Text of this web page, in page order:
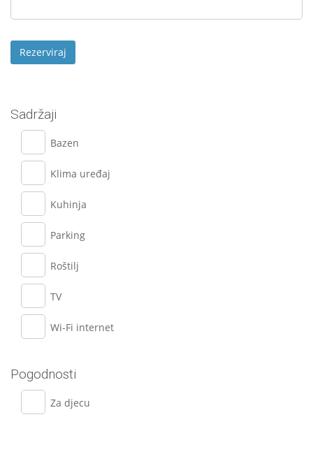
Sadržaji
Bazen
Klima uređaj
Kuhinja
Parking
Roštilj
TV
Wi-Fi internet
Pogodnosti
Za djecu